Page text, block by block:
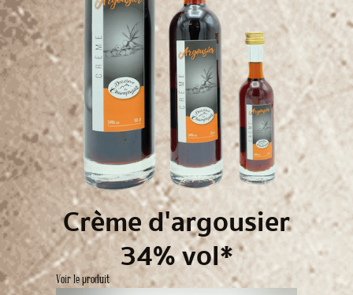
Crème d'argousier
34% vol*
Voir le produit